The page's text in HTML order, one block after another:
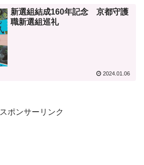
新選組結成160年記念 京都守護
職新選組巡礼
2024.01.06
スポンサーリンク